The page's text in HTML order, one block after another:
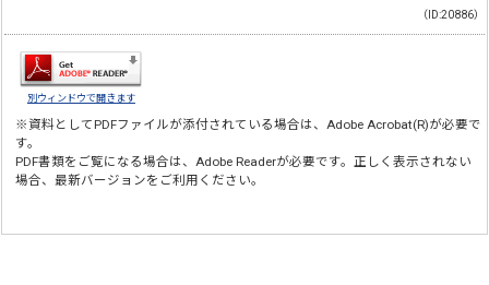
（ID:20886）
別ウィンドウで開きます
※資料としてPDFファイルが添付されている場合は、Adobe Acrobat(R)が必要で
す。
PDF書類をご覧になる場合は、Adobe Readerが必要です。正しく表示されない
場合、最新バージョンをご利用ください。